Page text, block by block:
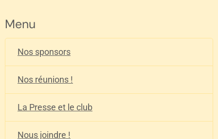
Menu
Nos sponsors
Nos réunions !
La Presse et le club
Nous joindre !